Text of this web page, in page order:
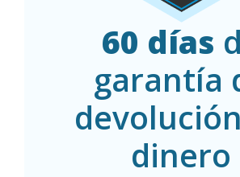
60 días
garantía
dinero